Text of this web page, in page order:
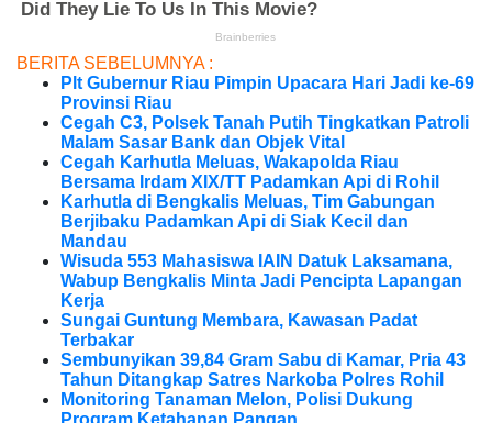
BERITA SEBELUMNYA :
Plt Gubernur Riau Pimpin Upacara Hari Jadi ke-69
Provinsi Riau
Cegah C3, Polsek Tanah Putih Tingkatkan Patroli
Malam Sasar Bank dan Objek Vital
Cegah Karhutla Meluas, Wakapolda Riau
Bersama Irdam XIX/TT Padamkan Api di Rohil
Karhutla di Bengkalis Meluas, Tim Gabungan
Berjibaku Padamkan Api di Siak Kecil dan
Mandau
Wisuda 553 Mahasiswa IAIN Datuk Laksamana,
Wabup Bengkalis Minta Jadi Pencipta Lapangan
Kerja
Sungai Guntung Membara, Kawasan Padat
Terbakar
Sembunyikan 39,84 Gram Sabu di Kamar, Pria 43
Tahun Ditangkap Satres Narkoba Polres Rohil
Monitoring Tanaman Melon, Polisi Dukung